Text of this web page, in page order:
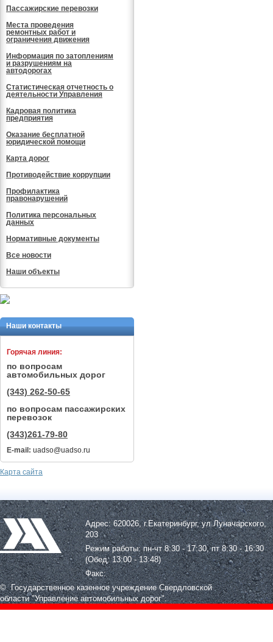
Пассажирские перевозки
Места проведения
ремонтных работ и
ограничения движения
Информация по затоплениям
и разрушениям на
автодорогах
Статистическая отчетность о
деятельности Управления
Кадровая политика
предприятия
Оказание бесплатной
юридической помощи
Карта дорог
Противодействие коррупции
Профилактика
правонарушений
Политика персональных
данных
Нормативные документы
Все новости
Наши объекты
Наши контакты
Горячая линия:
по вопросам
автомобильных дорог
(343) 262-50-65
по вопросам пассажирских
перевозок
(343)261-79-80
E-mail: uadso@uadso.ru
Карта сайта
Адрес: 620026, г.Екатеринбург, ул.Луначарского,
203
Режим работы: пн-чт 8:30 - 17:30, пт 8:30 - 16:30
(Обед: 13:00 - 13:48)
Факс:
© Государственное казенное учреждение Свердловской
области"Управление автомобильных дорог".